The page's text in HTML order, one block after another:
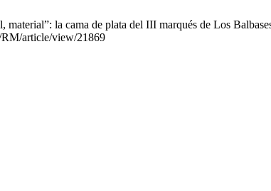
material”: la cama de plata del III marqués de Los
article/view/21869